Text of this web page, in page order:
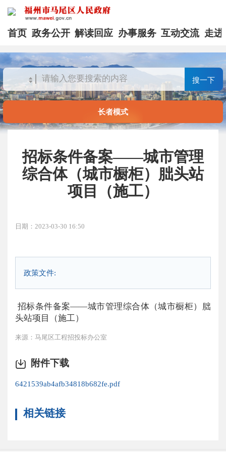
首页 政务公开 解读回应 办事服务 互动交流 走进
搜一下
长者模式
招标条件备案——城市管理
综合体（城市橱柜）朏头站
项目（施工）
日期：2023-03-30 16:50
政策文件:
招标条件备案——城市管理综合体（城市橱柜）朏
头站项目（施工）
来源：马尾区工程招投标办公室
附件下载
6421539ab4afb34818b682fe.pdf
相关链接